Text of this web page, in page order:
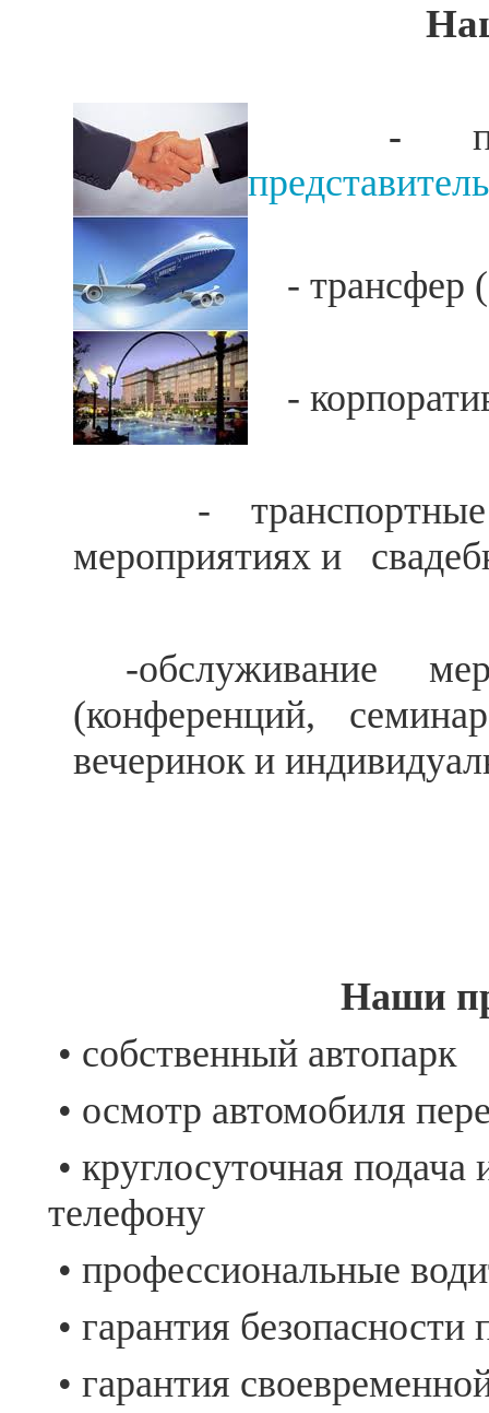
-
- трансфер
-
-
мероприятиях и
-обслуживание
(конференций,
вечеринок и
Наши
• собственный автопарк
• осмотр автомобиля
• круглосуточная
телефону
• профессиональные
• гарантия безопасности
• гарантия